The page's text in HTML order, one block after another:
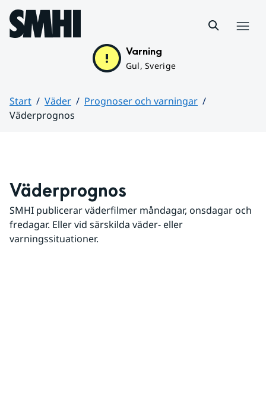
Hoppa till sidans innehåll
Varning
Gul, Sverige
Start Väder
Prognoser och varningar
Väderprognos
Väderprognos
SMHI publicerar väderfilmer måndagar, onsdagar och
fredagar. Eller vid särskilda väder- eller
varningssituationer.